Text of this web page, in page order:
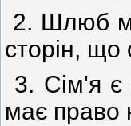
2. Шлюб
сторін, що
3. Сім'я є
має право